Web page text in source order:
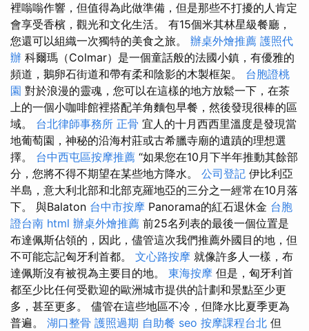
裡嗡嗡作響，但值得為此做準備，但是那些不打擾的人肯定
會享受香檳，觀光和文化生活。 有15個米其林星級餐廳，
您還可以組織一次獨特的美食之旅。 辦桌外燴推薦 護照代
辦 科爾瑪（Colmar）是一個童話般的法國小鎮，有優雅的
頻道，鵝卵石街道和帶有柔和陰影的木製框架。 台胞證桃
園 對於浪漫的靈魂，您可以在這樣的地方放鬆一下，在茶
上的一個小咖啡館裡搭配羊角麵包早餐，然後發現很棒的區
域。 台北律師事務所 正骨 宜人的十月西西里溫度是發現當
地葡萄園，神秘的沿海村莊或古希臘寺廟的遺蹟的理想選
擇。 台中西屯區按摩推薦 “如果您在10月下半年推動其餘部
分，您將不得不期望在某些地方降水。 公司登記 伊比利亞
半島，意大利北部和北部克羅地亞的三分之一經常在10月落
下。 與Balaton 台中市按摩 Panorama的紅石退休金 台胞
證台南 html 辦桌外燴推薦 前25名列表的最後一個位置是
布達佩斯佔領的，因此，儘管這次我們推薦外國目的地，但
不可能忘記匈牙利首都。 文心路按摩 就像許多人一樣，布
達佩斯沒有被視為主要目的地。 東海按摩 但是，匈牙利首
都至少比任何受歡迎的歐洲城市提供的計劃和景點至少更
多，甚至更多。 儘管在這些地區不冷，但降水比夏季更為
普遍。 湖口整骨 護照過期 自助餐 seo 按摩課程台北 但